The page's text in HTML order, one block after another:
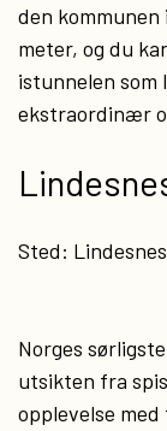
den
meter, og du
istunnelen som
ekstraordinær
Sted:
Norges
utsikten fra
opplevelse